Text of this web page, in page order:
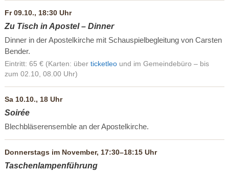
Fr 09.10., 18:30 Uhr
Zu Tisch in Apostel – Dinner
Dinner in der Apostelkirche mit Schauspielbegleitung von Carsten
Bender.
Eintritt: 65 € (Karten: über ticketleound im Gemeindebüro – bis
zum 02.10, 08.00 Uhr)
Sa 10.10., 18 Uhr
Soirée
Blechbläserensemble an der Apostelkirche.
Donnerstags im November, 17:30–18:15 Uhr
Taschenlampenführung